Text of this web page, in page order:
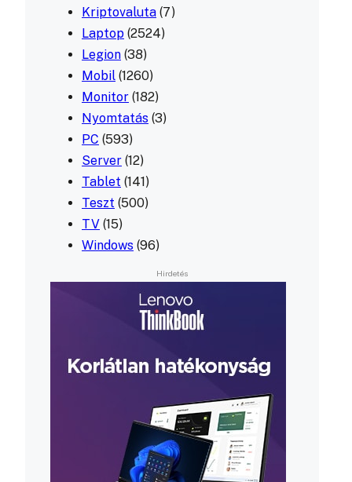
Kriptovaluta (7)
Laptop (2524)
Legion (38)
Mobil (1260)
Monitor (182)
Nyomtatás (3)
PC (593)
Server (12)
Tablet (141)
Teszt (500)
TV (15)
Windows (96)